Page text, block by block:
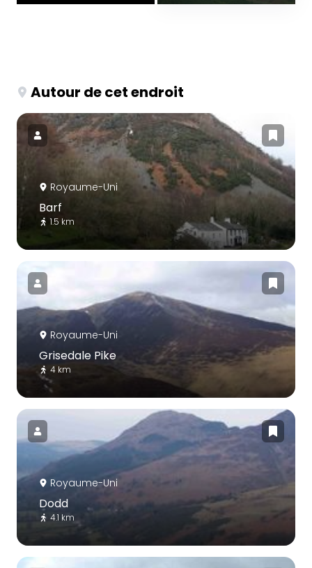
Autour de cet endroit
Royaume-Uni
Barf
1.5 km
Royaume-Uni
Grisedale Pike
4 km
Royaume-Uni
Dodd
4.1 km